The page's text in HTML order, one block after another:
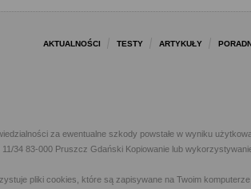
AKTUALNOŚCI TESTY ARTYKUŁY
za ewentualne szkody powstałe w wyniku
34 83-000 Pruszcz Gdański Kopiowanie lub
pliki cookies, które są zapisywane na Twoim